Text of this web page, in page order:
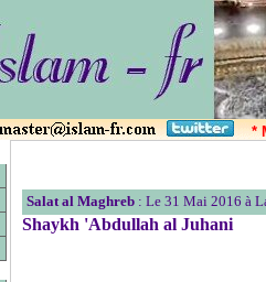
*
Salat al Maghreb : Le 31 Mai 2016 à
Shaykh 'Abdullah al Juhani